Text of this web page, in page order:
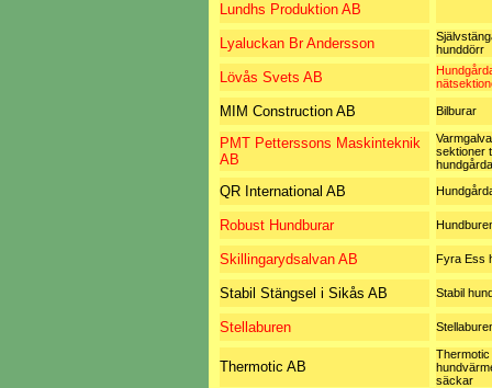
Lundhs Produktion AB
Lyaluckan Br Andersson
hunddörr
Lövås Svets AB
MIM Construction AB Bilburar
PMT Petterssons Maskinteknik
AB
sektioner
QR International AB
Robust Hundburar
Skillingarydsalvan AB Fyra Ess
Stabil Stängsel i Sikås AB Stabil
Stellaburen
Thermotic AB
Thermotic
säckar